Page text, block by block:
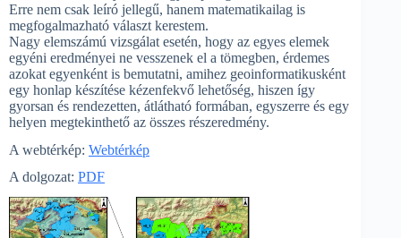
Erre nem csak leíró jellegű, hanem matematikailag is
megfogalmazható választ kerestem.
Nagy elemszámú vizsgálat esetén, hogy az egyes elemek
egyéni eredményei ne vesszenek el a tömegben, érdemes
azokat egyenként is bemutatni, amihez geoinformatikusként
egy honlap készítése kézenfekvő lehetőség, hiszen így
gyorsan és rendezetten, átlátható formában, egyszerre és egy
helyen megtekinthető az összes részeredmény.
A webtérkép: Webtérkép
A dolgozat: PDF